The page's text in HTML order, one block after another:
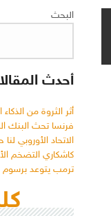
البحث
أحدث
أثر الثروة من
فرنسا تحث البنك
الاتحاد الأوروبي
كاشكاري التضخم
ترمب يتوعد برسوم جمركية 100% على فارضي